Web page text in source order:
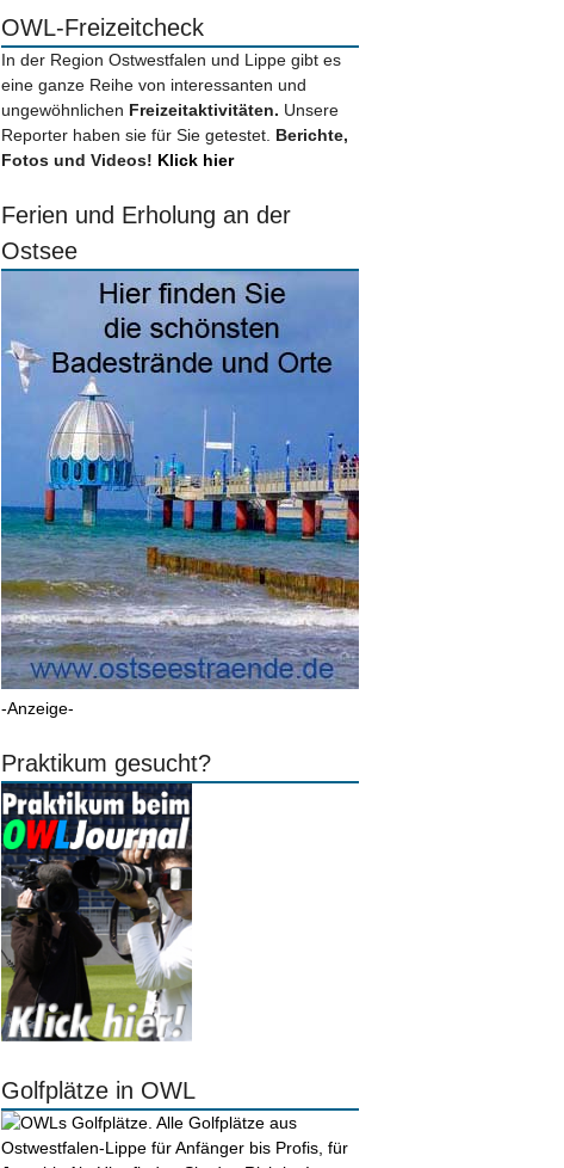
OWL-Freizeitcheck
In der Region Ostwestfalen und Lippe gibt es
eine ganze Reihe von interessanten und
ungewöhnlichen Freizeitaktivitäten. Unsere
Reporter haben sie für Sie getestet. Berichte,
Fotos und Videos! Klick hier
Ferien und Erholung an der
Ostsee
-Anzeige-
Praktikum gesucht?
Golfplätze in OWL